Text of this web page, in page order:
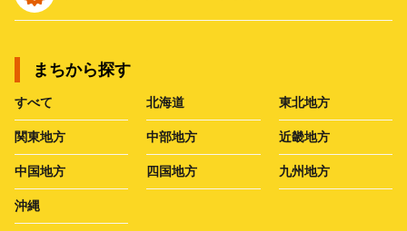
まちから探す
すべて 北海道 東北地方
関東地方 中部地方 近畿地方
中国地方 四国地方 九州地方
沖縄